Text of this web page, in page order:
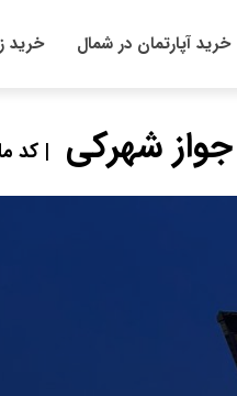
خرید آپارتمان در شمال خرید
شهرکی | کد ملک